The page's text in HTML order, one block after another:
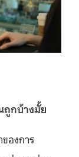
ถูกบ้างมั้ย
องการ